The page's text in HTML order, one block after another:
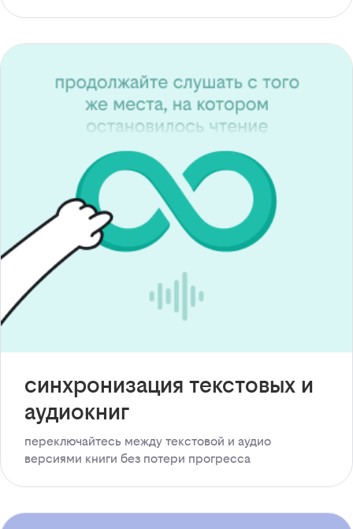
синхронизация текстовых и
аудиокниг
переключайтесь между текстовой и аудио
версиями книги без потери прогресса